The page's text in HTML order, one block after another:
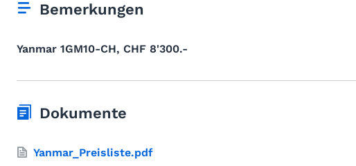
Bemerkungen
Yanmar 1GM10-CH, CHF 8'300.-
Dokumente
Yanmar_Preisliste.pdf